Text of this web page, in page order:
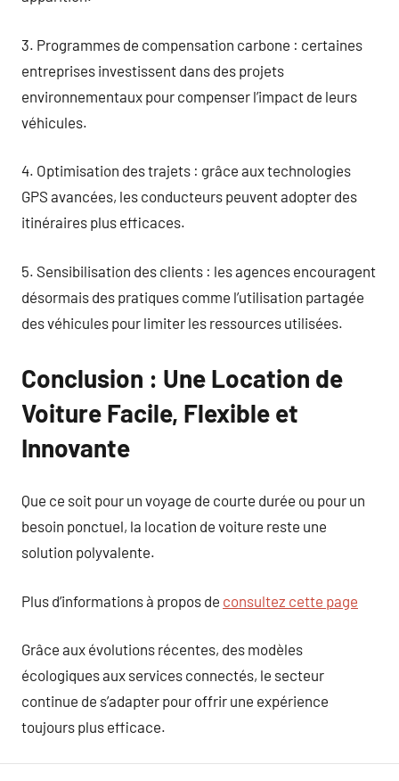
3. Programmes de compensation carbone : certaines
entreprises investissent dans des projets
environnementaux pour compenser l’impact de leurs
véhicules.
4. Optimisation des trajets : grâce aux technologies
GPS avancées, les conducteurs peuvent adopter des
itinéraires plus efficaces.
5. Sensibilisation des clients : les agences encouragent
désormais des pratiques comme l’utilisation partagée
des véhicules pour limiter les ressources utilisées.
Conclusion : Une Location de
Voiture Facile, Flexible et
Innovante
Que ce soit pour un voyage de courte durée ou pour un
besoin ponctuel, la location de voiture reste une
solution polyvalente.
Plus d’informations à propos de consultez cette page
Grâce aux évolutions récentes, des modèles
écologiques aux services connectés, le secteur
continue de s’adapter pour offrir une expérience
toujours plus efficace.